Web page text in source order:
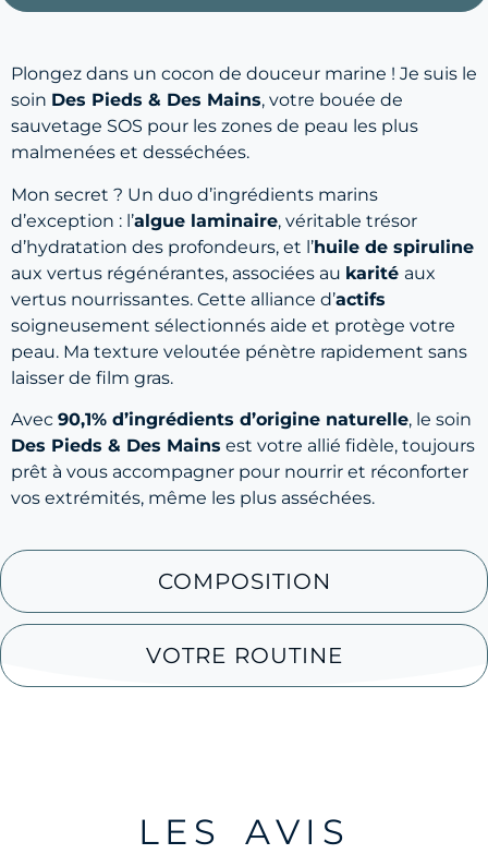
COMPOSITION
VOTRE ROUTINE
Plongez dans un cocon de douceur marine ! Je suis le
soin Des Pieds & Des Mains, votre bouée de
sauvetage SOS pour les zones de peau les plus
malmenées et desséchées.
Mon secret ? Un duo d’ingrédients marins
d’exception : l’algue laminaire, véritable trésor
d’hydratation des profondeurs, et l’huile de spiruline
aux vertus régénérantes, associées au karité aux
vertus nourrissantes. Cette alliance d’actifs
soigneusement sélectionnés aide et protège votre
peau. Ma texture veloutée pénètre rapidement sans
laisser de film gras.
Avec 90,1% d’ingrédients d’origine naturelle, le soin
Des Pieds & Des Mains est votre allié fidèle, toujours
prêt à vous accompagner pour nourrir et réconforter
vos extrémités, même les plus asséchées.
LES AVIS